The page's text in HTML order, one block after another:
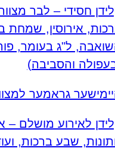
חסידי – לבר
אירוסין, שמחת
ל"ג בעומר,
והסביבה)
גראמער
לאירוע מושלם –
שבע ברכות,